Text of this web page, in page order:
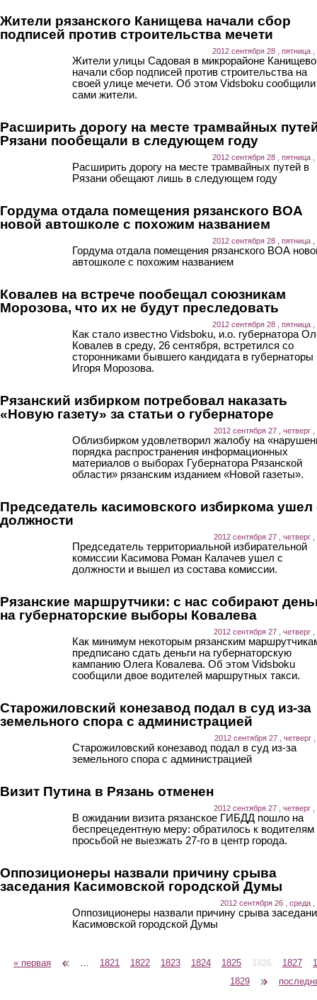
Жители рязанского Канищева начали сбор
подписей против строительства мечети
2012 сентября 28 , пятница ,
Жители улицы Садовая в микрорайоне Канищево
начали сбор подписей против строительства на
своей улице мечети. Об этом Vidsboku сообщили
сами жители.
Расширить дорогу на месте трамвайных
Рязани пообещали в следующем году
2012 сентября 28 , пятница ,
Расширить дорогу на месте трамвайных путей в
Рязани обещают лишь в следующем году
Гордума отдала помещения рязанского ВОА
новой автошколе с похожим названием
2012 сентября 28 , пятница ,
Гордума отдала помещения рязанского ВОА
автошколе с похожим названием
Ковалев на встрече пообещал союзникам
Морозова, что их не будут преследовать
2012 сентября 28 , пятница ,
Как стало известно Vidsboku, и.о. губернатора
Ковалев в среду, 26 сентября, встретился со
сторонниками бывшего кандидата в губернаторы
Игоря Морозова.
Рязанский избирком потребовал наказать
«Новую газету» за статьи о губернаторе
2012 сентября 27 , четверг ,
Облизбирком удовлетворил жалобу на
порядка распространения информационных
материалов о выборах Губернатора Рязанской
области» рязанским изданием «Новой газеты».
Председатель касимовского избиркома ушел
должности
2012 сентября 27 , четверг ,
Председатель территориальной избирательной
комиссии Касимова Роман Калачев ушел с
должности и вышел из состава комиссии.
Рязанские маршрутчики: с нас собирают
на губернаторские выборы Ковалева
2012 сентября 27 , четверг ,
Как минимум некоторым рязанским
предписано сдать деньги на губернаторскую
кампанию Олега Ковалева. Об этом Vidsboku
сообщили двое водителей маршрутных такси.
Старожиловский конезавод подал в суд из-за
земельного спора с администрацией
2012 сентября 27 , четверг ,
Старожиловский конезавод подал в суд из-за
земельного спора с администрацией
Визит Путина в Рязань отменен
2012 сентября 27 , четверг ,
В ожидании визита рязанское ГИБДД пошло на
беспрецедентную меру: обратилось к водителям
просьбой не выезжать 27-го в центр города.
Оппозиционеры назвали причину срыва
заседания Касимовской городской Думы
2012 сентября 26 , среда ,
Оппозиционеры назвали причину срыва
Касимовской городской Думы
Страницы
« первая 1821 1822 1823 1824 1825 1826 1827
1829